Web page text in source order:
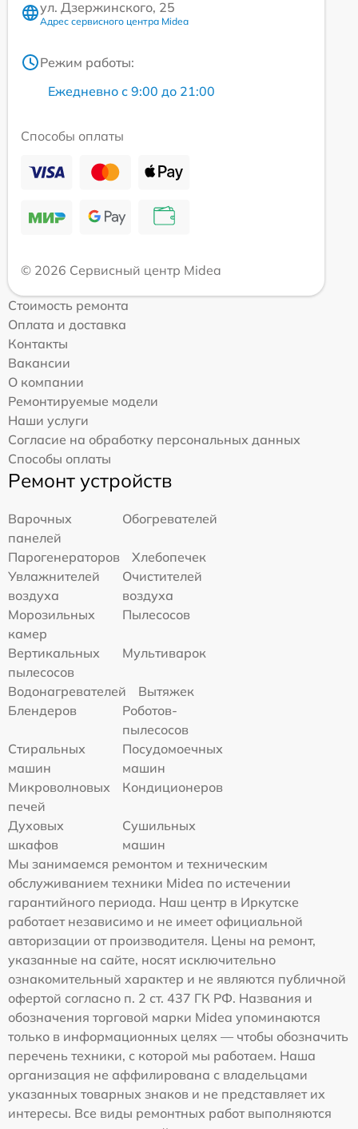
ул. Дзержинского, 25
Адрес сервисного центра Midea
Режим работы:
Ежедневно с 9:00 до 21:00
Способы оплаты
© 2026 Сервисный центр Midea
Стоимость ремонта
Оплата и доставка
Контакты
Вакансии
О компании
Ремонтируемые модели
Наши услуги
Согласие на обработку персональных данных
Способы оплаты
Ремонт устройств
Варочных
панелей
Обогревателей
Парогенераторов
Хлебопечек
Увлажнителей
воздуха
Очистителей
воздуха
Морозильных
камер
Пылесосов
Вертикальных
пылесосов
Мультиварок
Водонагревателей
Вытяжек
Блендеров
Роботов-
пылесосов
Стиральных
машин
Посудомоечных
машин
Микроволновых
печей
Кондиционеров
Духовых
шкафов
Сушильных
машин
Мы занимаемся ремонтом и техническим
обслуживанием техники Midea по истечении
гарантийного периода. Наш центр в Иркутске
работает независимо и не имеет официальной
авторизации от производителя. Цены на ремонт,
указанные на сайте, носят исключительно
ознакомительный характер и не являются публичной
офертой согласно п. 2 ст. 437 ГК РФ. Названия и
обозначения торговой марки Midea упоминаются
только в информационных целях — чтобы обозначить
перечень техники, с которой мы работаем. Наша
организация не аффилирована с владельцами
указанных товарных знаков и не представляет их
интересы. Все виды ремонтных работ выполняются